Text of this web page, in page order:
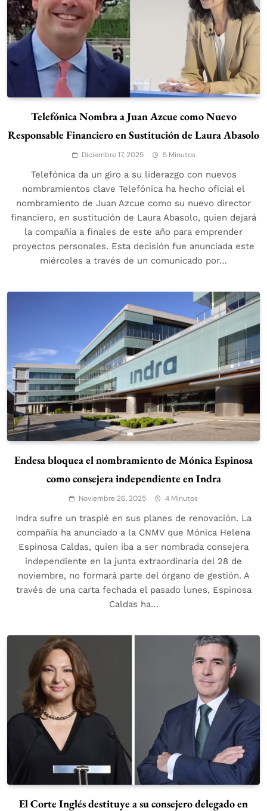
Telefónica Nombra a Juan Azcue como Nuevo
Responsable Financiero en Sustitución de Laura Abasolo
Diciembre 17, 2025 5 Minutos
Telefónica da un giro a su liderazgo con nuevos
nombramientos clave Telefónica ha hecho oficial el
nombramiento de Juan Azcue como su nuevo director
financiero, en sustitución de Laura Abasolo, quien dejará
la compañía a finales de este año para emprender
proyectos personales. Esta decisión fue anunciada este
miércoles a través de un comunicado por…
Endesa bloquea el nombramiento de Mónica Espinosa
como consejera independiente en Indra
Noviembre 26, 2025 4 Minutos
Indra sufre un traspié en sus planes de renovación. La
compañía ha anunciado a la CNMV que Mónica Helena
Espinosa Caldas, quien iba a ser nombrada consejera
independiente en la junta extraordinaria del 28 de
noviembre, no formará parte del órgano de gestión. A
través de una carta fechada el pasado lunes, Espinosa
Caldas ha…
El Corte Inglés destituye a su consejero delegado en